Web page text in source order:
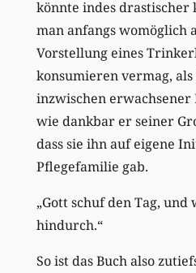
könnte indes
man anfangs womöglich
Vorstellung eines
konsumieren vermag,
inzwischen
wie dankbar er seiner
dass sie ihn auf eigene
Pflegefamilie gab.
„Gott schuf den Tag,
hindurch.“
So ist das Buch also